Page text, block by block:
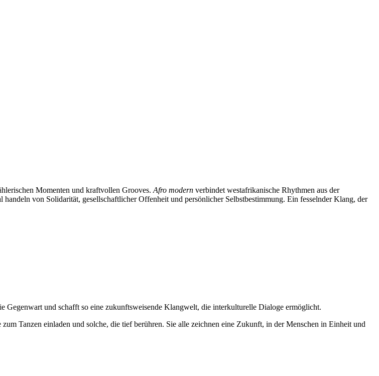
Momenten und kraftvollen Grooves. Afro modern verbindet westafrikanische Rhythmen aus der
handeln von Solidarität, gesellschaftlicher Offenheit und persönlicher Selbstbestimmung. Ein fesselnder Klang, der
Gegenwart und schafft so eine zukunftsweisende Klangwelt, die interkulturelle Dialoge ermöglicht.
Tanzen einladen und solche, die tief berühren. Sie alle zeichnen eine Zukunft, in der Menschen in Einheit und